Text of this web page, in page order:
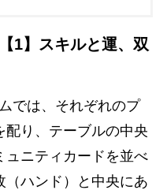
1】スキルと運、双
では、それぞれのプ
配り、テーブルの中央
ュニティカードを並べ
（ハンド）と中央にあ